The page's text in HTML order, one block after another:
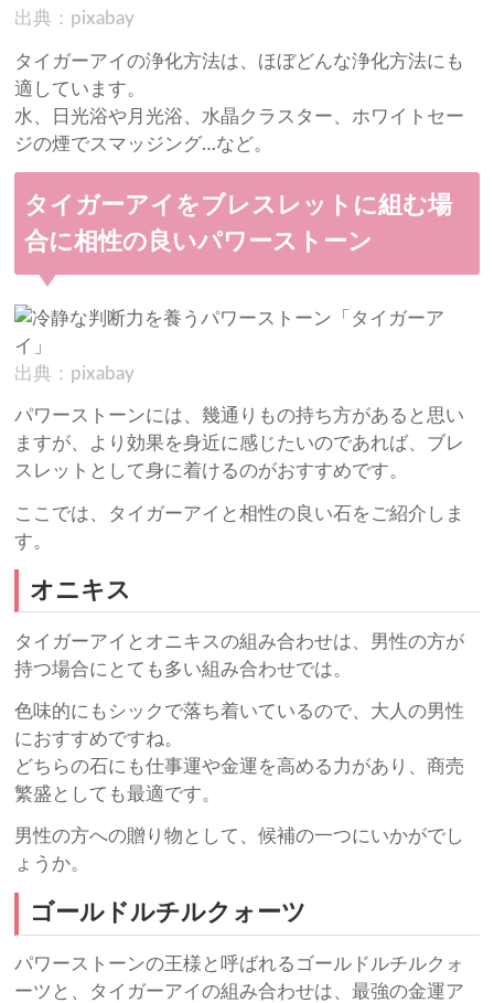
出典：pixabay
タイガーアイの浄化方法は、ほぼどんな浄化方法にも
適しています。
水、日光浴や月光浴、水晶クラスター、ホワイトセー
ジの煙でスマッジング…など。
タイガーアイをブレスレットに組む場
合に相性の良いパワーストーン
出典：pixabay
パワーストーンには、幾通りもの持ち方があると思い
ますが、より効果を身近に感じたいのであれば、ブレ
スレットとして身に着けるのがおすすめです。
ここでは、タイガーアイと相性の良い石をご紹介しま
す。
オニキス
タイガーアイとオニキスの組み合わせは、男性の方が
持つ場合にとても多い組み合わせでは。
色味的にもシックで落ち着いているので、大人の男性
におすすめですね。
どちらの石にも仕事運や金運を高める力があり、商売
繁盛としても最適です。
男性の方への贈り物として、候補の一つにいかがでし
ょうか。
ゴールドルチルクォーツ
パワーストーンの王様と呼ばれるゴールドルチルクォ
ーツと、タイガーアイの組み合わせは、最強の金運ア